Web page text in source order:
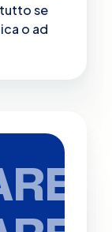
se
o ad